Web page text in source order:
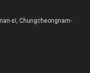
si, Chungcheongnam-